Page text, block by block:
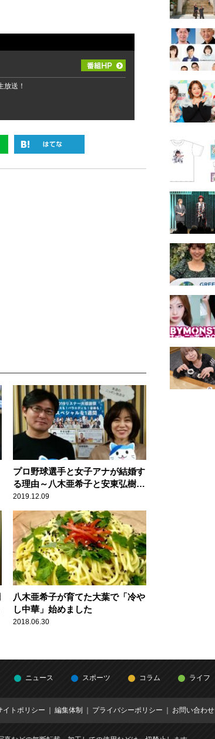
送！
プロ野球選手と女子アナが結婚す
る理由～八木亜希子と安東弘樹が
明かす
2019.12.09
八木亜希子が育てた大葉で「冷や
し中華」始めました
2018.06.30
ニュース スポーツ コラム ライフ
イトポリシー 編集体制 プライバシーポリシー お問い合わせ